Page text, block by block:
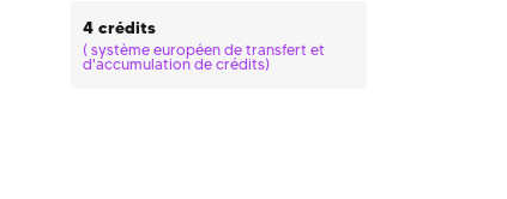
4 crédits
( système européen de transfert et
d'accumulation de crédits)